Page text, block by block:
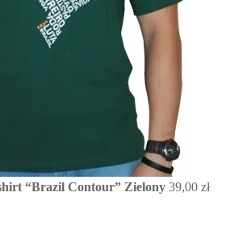
“Brazil Contour” Zielony 39,00 zł